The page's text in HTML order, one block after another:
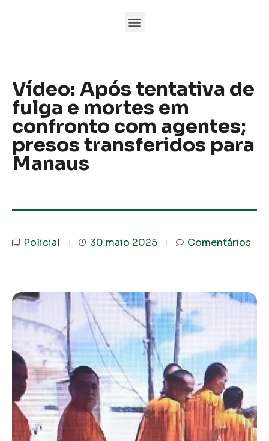
Vídeo: Após tentativa de
fulga e mortes em
confronto com agentes;
presos transferidos para
Manaus
Policial 30 maio 2025 Comentários